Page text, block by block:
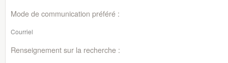
Mode de communication préféré :
Courriel
Renseignement sur la recherche :